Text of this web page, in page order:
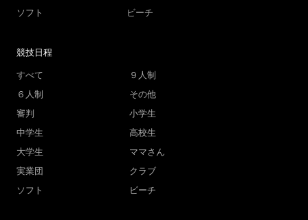
ソフト
ビーチ
競技日程
すべて
９人制
６人制
その他
審判
小学生
中学生
高校生
大学生
ママさん
実業団
クラブ
ソフト
ビーチ